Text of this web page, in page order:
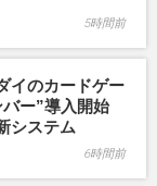
5時間前
イのカードゲー
ー”導入開始
システム
6時間前